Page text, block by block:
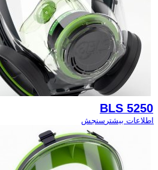
BLS 5250
اطلاعات بیشتر سنجش